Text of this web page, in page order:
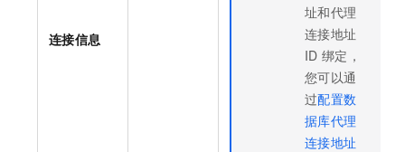
连接信息
址和代理
连接地址
ID 绑定，
您可以通
过配置数
据库代理
连接地址